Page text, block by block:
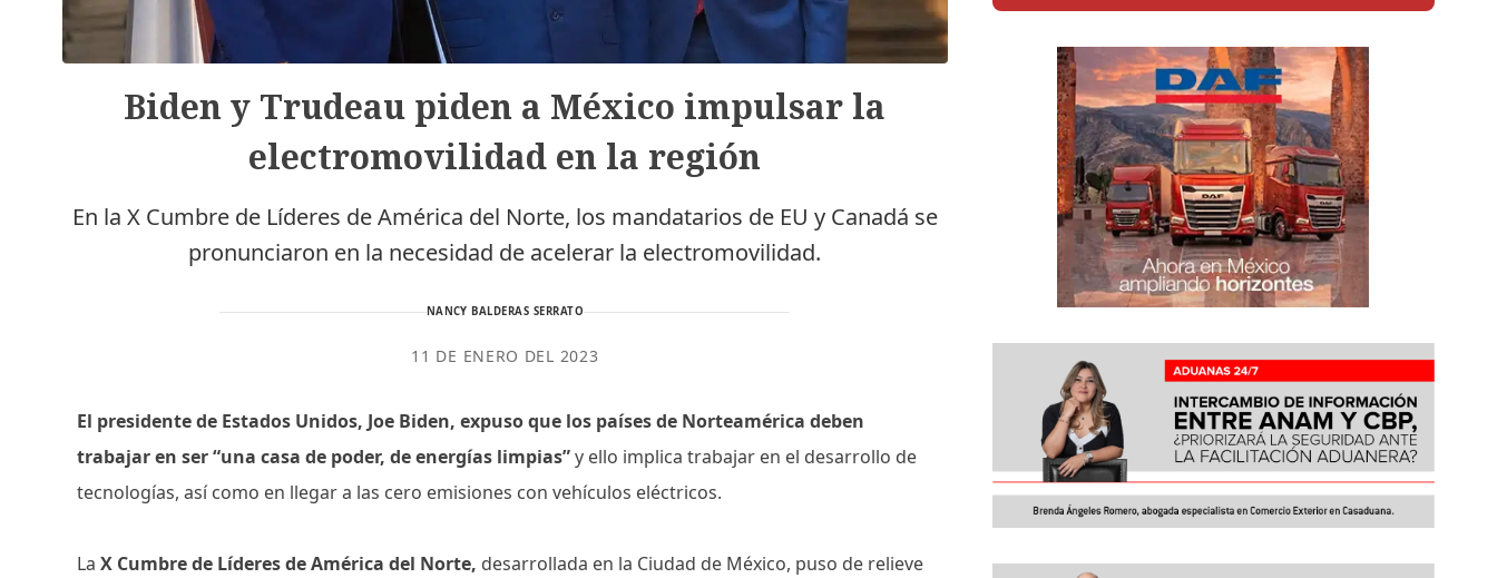
Biden y Trudeau piden a México impulsar la
electromovilidad en la región
En la X Cumbre de Líderes de América del Norte, los mandatarios de EU y Canadá se
pronunciaron en la necesidad de acelerar la electromovilidad.
NANCY BALDERAS SERRATO
11 DE ENERO DEL 2023
El presidente de Estados Unidos, Joe Biden, expuso que los países de Norteamérica deben
trabajar en ser “una casa de poder, de energías limpias”y ello implica trabajar en el desarrollo de
tecnologías, así como en llegar a las cero emisiones con vehículos eléctricos.
La X Cumbre de Líderes de América del Norte, desarrollada en la Ciudad de México, puso de relieve